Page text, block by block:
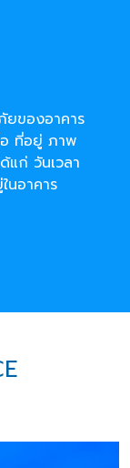
ยของอาคาร
อ ที่อยู่ ภาพ
แก่ วันเวลา
นอาคาร